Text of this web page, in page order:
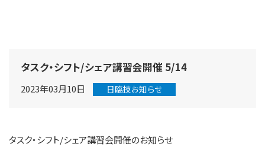
タスク・シフト/シェア講習会開催 5/14
2023年03月10日 日臨技お知らせ
タスク・シフト/シェア講習会開催のお知らせ